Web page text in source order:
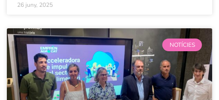
26 juny, 2025
NOTÍCIES